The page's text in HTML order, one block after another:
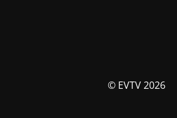
© EVTV 2026